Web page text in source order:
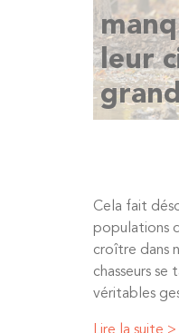
leur
Cela fait
populations
croître dans
chasseurs
véritables